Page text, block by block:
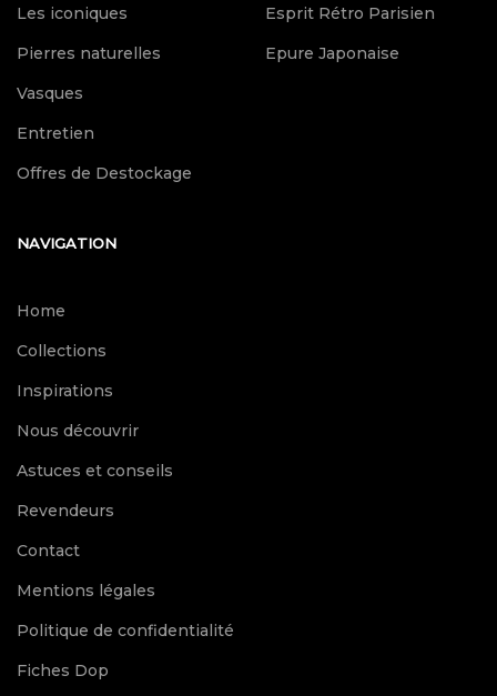
Les iconiques
Pierres naturelles
Vasques
Entretien
Offres de Destockage
Esprit Rétro Parisien
Epure Japonaise
NAVIGATION
Home
Collections
Inspirations
Nous découvrir
Astuces et conseils
Revendeurs
Contact
Mentions légales
Politique de confidentialité
Fiches Dop